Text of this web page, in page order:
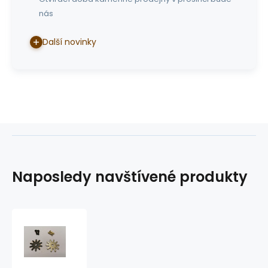
nás
Další novinky
Naposledy navštívené produkty